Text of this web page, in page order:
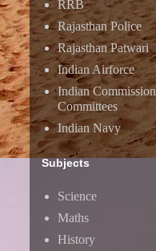
RRB
Rajasthan Police
Rajasthan Patwari
Indian Airforce
Indian Commission
Committees
Indian Navy
Subjects
Science
Maths
History